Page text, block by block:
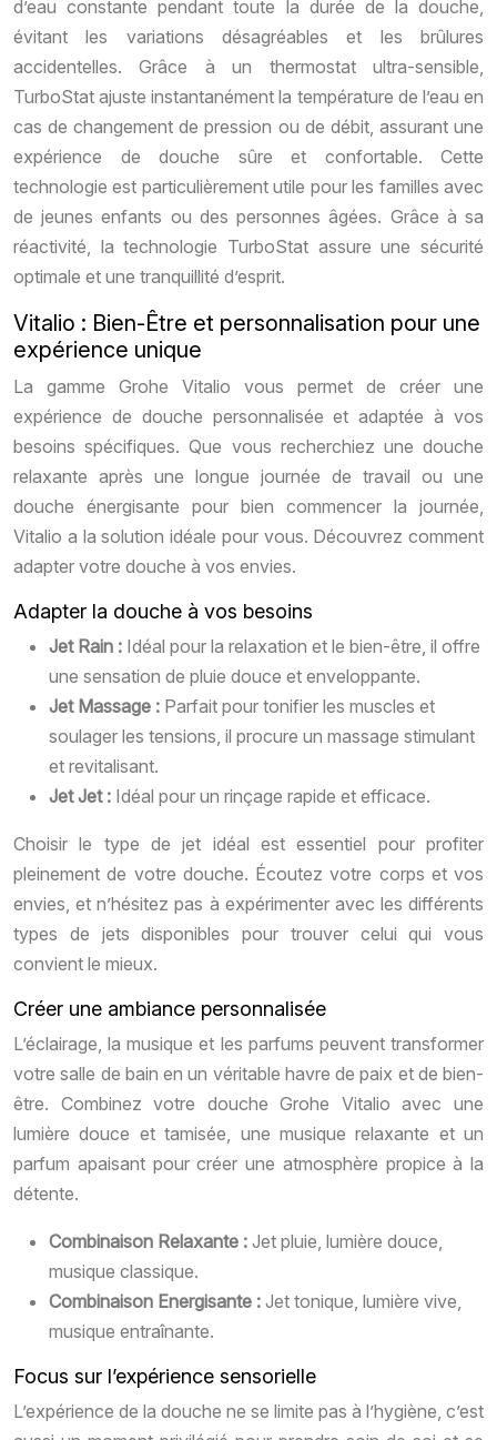
d’eau constante pendant toute la durée de la douche,
évitant les variations désagréables et les brûlures
accidentelles. Grâce à un thermostat ultra-sensible,
TurboStat ajuste instantanément la température de l’eau en
cas de changement de pression ou de débit, assurant une
expérience de douche sûre et confortable. Cette
technologie est particulièrement utile pour les familles avec
de jeunes enfants ou des personnes âgées. Grâce à sa
réactivité, la technologie TurboStat assure une sécurité
optimale et une tranquillité d’esprit.
Vitalio : Bien-Être et personnalisation pour une
expérience unique
La gamme Grohe Vitalio vous permet de créer une
expérience de douche personnalisée et adaptée à vos
besoins spécifiques. Que vous recherchiez une douche
relaxante après une longue journée de travail ou une
douche énergisante pour bien commencer la journée,
Vitalio a la solution idéale pour vous. Découvrez comment
adapter votre douche à vos envies.
Adapter la douche à vos besoins
Jet Rain : Idéal pour la relaxation et le bien-être, il offre
une sensation de pluie douce et enveloppante.
Jet Massage : Parfait pour tonifier les muscles et
soulager les tensions, il procure un massage stimulant
et revitalisant.
Jet Jet : Idéal pour un rinçage rapide et efficace.
Choisir le type de jet idéal est essentiel pour profiter
pleinement de votre douche. Écoutez votre corps et vos
envies, et n’hésitez pas à expérimenter avec les différents
types de jets disponibles pour trouver celui qui vous
convient le mieux.
Créer une ambiance personnalisée
L’éclairage, la musique et les parfums peuvent transformer
votre salle de bain en un véritable havre de paix et de bien-
être. Combinez votre douche Grohe Vitalio avec une
lumière douce et tamisée, une musique relaxante et un
parfum apaisant pour créer une atmosphère propice à la
détente.
Combinaison Relaxante : Jet pluie, lumière douce,
musique classique.
Combinaison Energisante : Jet tonique, lumière vive,
musique entraînante.
Focus sur l’expérience sensorielle
L’expérience de la douche ne se limite pas à l’hygiène, c’est